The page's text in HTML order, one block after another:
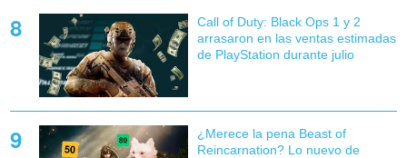
Call of Duty: Black Ops 1 y 2
arrasaron en las ventas estimadas
de PlayStation durante julio
¿Merece la pena Beast of
Reincarnation? Lo nuevo de